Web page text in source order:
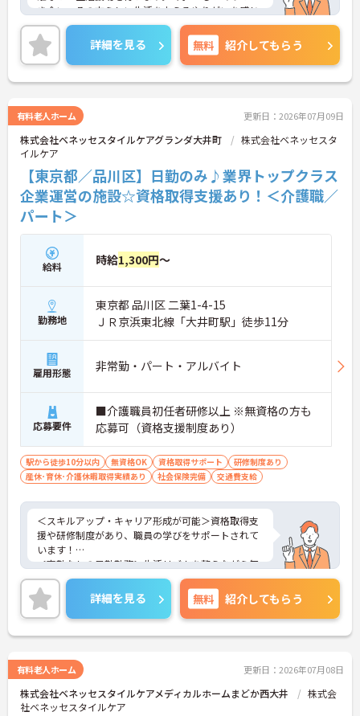
き合い、その方らしい生活を支えるやりがいを感じ
られるお仕事です。
＜手厚い研修とサポート体制＞入社時には研修施設
での7日間の集合研修があり、基礎からしっかり学
べます。現場配属後も、先輩職員が一緒に行うOJT
研修で丁寧に業務を教えるので、独り立ちまで安心
ップ研修も定期的にあり、悩みや不安を解消しなが
ら成長できます。
＜働きながら資格取得＆収入アップを目指せる＞
「実務者研修」の費用は全額会社負担、「介護福祉
士」の講習会実施など、資格取得へのバックアップ
が非常に充実しています。
詳細を見る 無料 紹介してもらう
有料老人ホーム 更新日：2026年07月09日
株式会社ベネッセスタイルケアグランダ大井町
株式会社ベネッセスタ
イルケア
【東京都／品川区】日勤のみ♪業界トップクラス
企業運営の施設☆資格取得支援あり！＜介護職／
パート＞
給料 時給1,300円～
勤務地
東京都 品川区 二葉1-4-15
ＪＲ京浜東北線「大井町駅」徒歩11分
雇用形態 非常勤・パート・アルバイト
応募要件
■介護職員初任者研修以上 ※無資格の方も
応募可（資格支援制度あり）
駅から徒歩10分以内 無資格OK 資格取得サポート
研修制度あり
産休･育休･介護休暇取得実績あり
社会保険完備 交通費支給
＜スキルアップ・キャリア形成が可能＞資格取得支
援や研修制度があり、職員の学びをサポートされて
います！
＜夜勤なしの日勤勤務＞生活リズムを整えながら無
理なく働けます。
＜寄り添ったケアの実施＞利用者さまに深く寄り添
ったサービスの提供を目指し、職員の専門性を高め
るような人材育成にも注力されています。
ご興味のある方には、面接対策ポイント等、さらに
詳細を見る 無料 紹介してもらう
有料老人ホーム 更新日：2026年07月08日
株式会社ベネッセスタイルケアメディカルホームまどか西大井
株式会
社ベネッセスタイルケア